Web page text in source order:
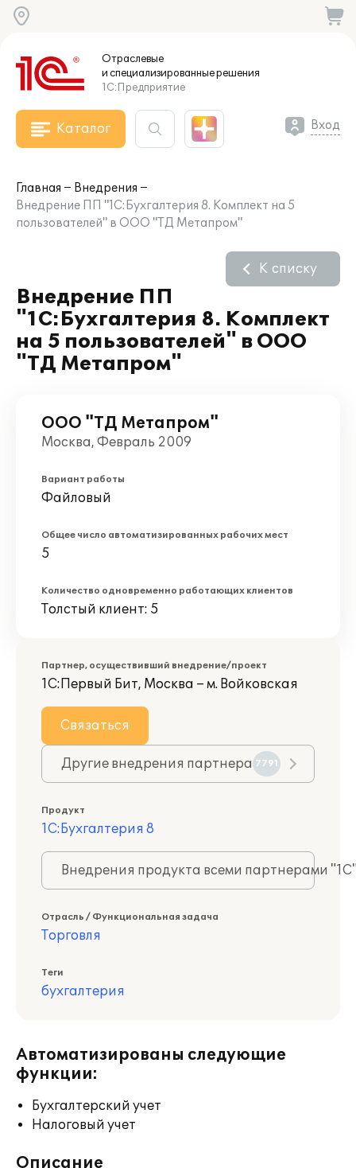
Отраслевые
и специализированныерешения
1С:Предприятие
Каталог Вход
Главная
Внедрения
Внедрение ПП "1С:Бухгалтерия 8. Комплект на 5
пользователей" в ООО "ТД Метапром"
Внедрение ПП
"1С:Бухгалтерия 8. Комплект
на 5 пользователей" в ООО
"ТД Метапром"
К списку
ООО "ТД Метапром"
Москва, Февраль 2009
Вариант работы
Файловый
Общее число автоматизированных рабочих мест
5
Количество одновременно работающих клиентов
Толстый клиент: 5
Партнер, осуществивший внедрение/проект
1С:Первый Бит, Москва – м. Войковская
Связаться
Другие внедрения партнера 7791
Продукт
1С:Бухгалтерия 8
Внедрения продукта всеми партнерами
Отрасль / Функциональная задача
Торговля
Теги
бухгалтерия
Автоматизированы следующие
функции:
Бухгалтерский учет
Налоговый учет
Описание